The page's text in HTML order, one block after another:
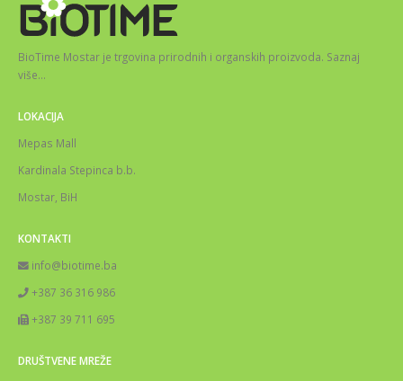
BioTime Mostar je trgovina prirodnih i organskih proizvoda. Saznaj
više…
LOKACIJA
Mepas Mall
Kardinala Stepinca b.b.
Mostar, BiH
KONTAKTI
info@biotime.ba
+387 36 316 986
+387 39 711 695
DRUŠTVENE MREŽE